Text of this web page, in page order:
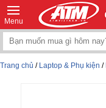
Menu
Trang chủ / Laptop & Phụ kiện /